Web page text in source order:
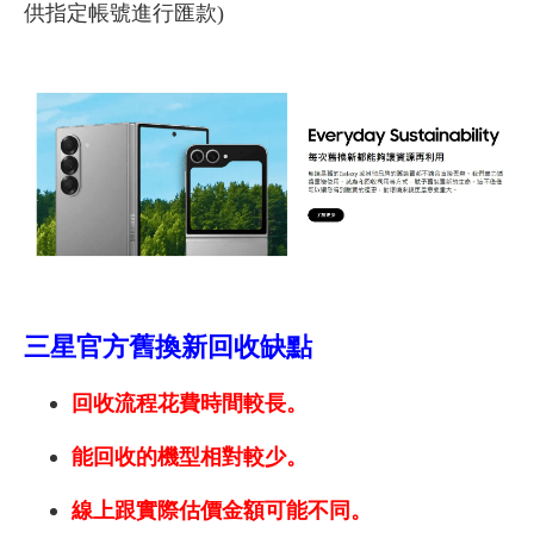
供指定帳號進行匯款)
三星官方舊換新回收缺點
回收流程花費時間較長。
能回收的機型相對較少。
線上跟實際估價金額可能不同。